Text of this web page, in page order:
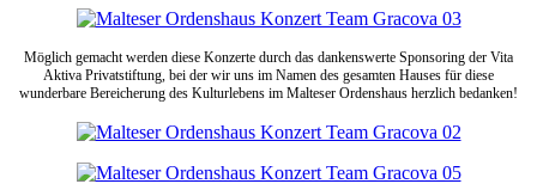
Möglich gemacht werden diese Konzerte durch das dankenswerte Sponsoring der Vita
Aktiva Privatstiftung, bei der wir uns im Namen des gesamten Hauses für diese
wunderbare Bereicherung des Kulturlebens im Malteser Ordenshaus herzlich bedanken!